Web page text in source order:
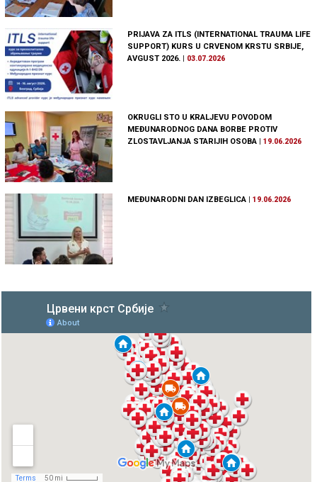
PRIJAVA ZA ITLS (INTERNATIONAL TRAUMA LIFE
SUPPORT) KURS U CRVENOM KRSTU SRBIJE,
AVGUST 2026.
03.07.2026
OKRUGLI STO U KRALJEVU POVODOM
MEĐUNARODNOG DANA BORBE PROTIV
ZLOSTAVLJANJA STARIJIH OSOBA |19.06.2026
MEĐUNARODNI DAN IZBEGLICA |19.06.2026